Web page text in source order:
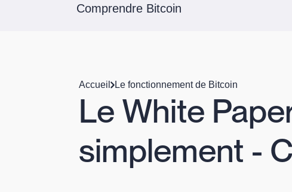
Comprendre Bitcoin
Accueil Le fonctionnement de Bitcoin
Le White
simplement -